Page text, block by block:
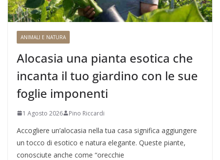
ANIMALI E NATURA
Alocasia una pianta esotica che
incanta il tuo giardino con le sue
foglie imponenti
1 Agosto 2026 Pino Riccardi
Accogliere un’alocasia nella tua casa significa aggiungere
un tocco di esotico e natura elegante. Queste piante,
conosciute anche come “orecchie